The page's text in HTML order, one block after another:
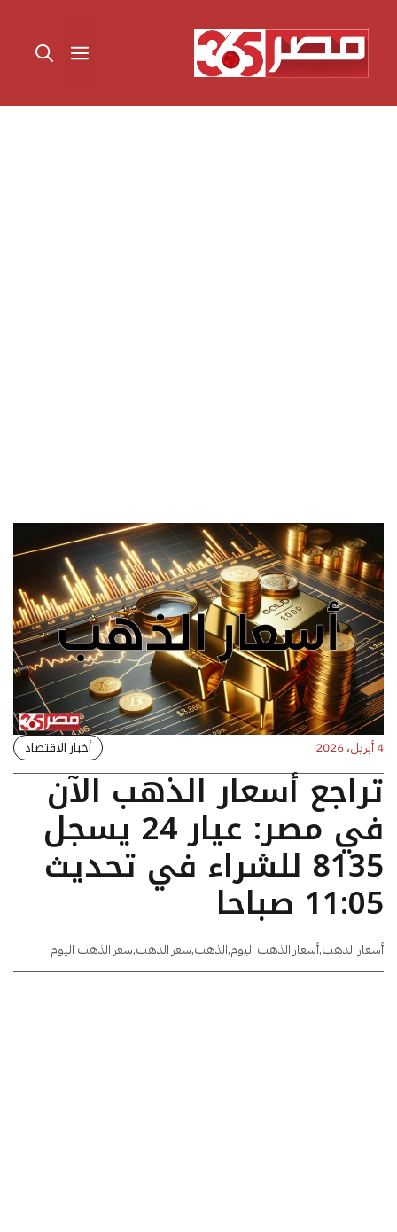
المحتوى القائمة
4 أبريل، 2026 أخبار الاقتصاد
تراجع أسعار الذهب الآن
في مصر: عيار 24 يسجل
8135 للشراء في تحديث
11:05 صباحا
أسعار الذهب,أسعار الذهب اليوم,الذهب,سعر الذهب,سعر الذهب اليوم